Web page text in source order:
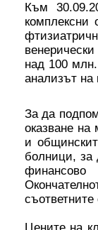
Към
комплексни
над 100
анализът на
За да
оказване на
и
болници, за
финансово